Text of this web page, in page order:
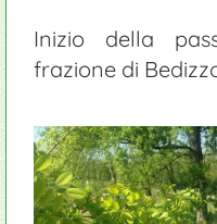
Inizio della
frazione di